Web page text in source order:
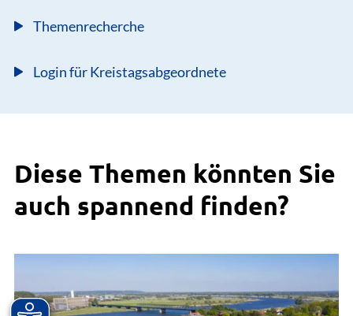
Themenrecherche
Login für Kreistagsabgeordnete
Diese Themen könnten Sie
auch spannend finden?